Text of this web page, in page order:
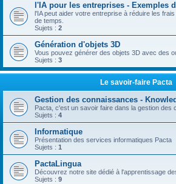
l'IA pour les entreprises - Exemples
l'IA peut aider votre entreprise à réduire les
de temps.
Sujets : 2
Génération d'objets 3D
Vous pouvez générer des objets 3D avec des
Sujets : 3
Le savoir-faire Pacta
Gestion des connaissances -
Pacta, c'est un savoir faire dans la gestion des
Sujets : 4
Informatique
Présentation des services informatiques Pacta
Sujets : 1
PactaLingua
Découvrez notre site dédié à l'apprentissage
Sujets : 9